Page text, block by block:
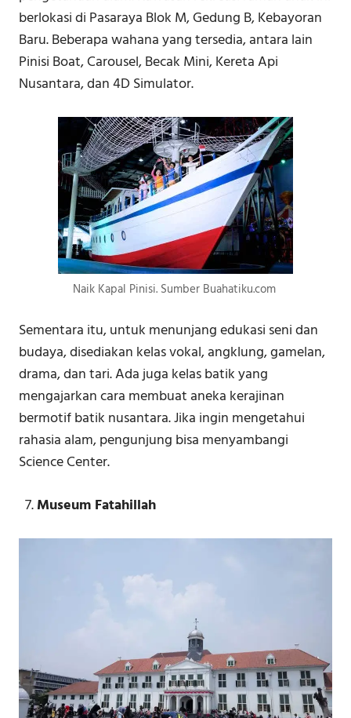
berlokasi di Pasaraya Blok M, Gedung B, Kebayoran
Baru. Beberapa wahana yang tersedia, antara lain
Pinisi Boat, Carousel, Becak Mini, Kereta Api
Nusantara, dan 4D Simulator.
Naik Kapal Pinisi. Sumber Buahatiku.com
Sementara itu, untuk menunjang edukasi seni dan
budaya, disediakan kelas vokal, angklung, gamelan,
drama, dan tari. Ada juga kelas batik yang
mengajarkan cara membuat aneka kerajinan
bermotif batik nusantara. Jika ingin mengetahui
rahasia alam, pengunjung bisa menyambangi
Science Center.
Museum Fatahillah